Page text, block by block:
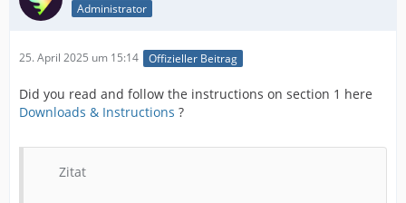
Administrator
25. April 2025 um 15:14 Offizieller Beitrag
Did you read and follow the instructions on section 1 here
Downloads & Instructions ?
Zitat